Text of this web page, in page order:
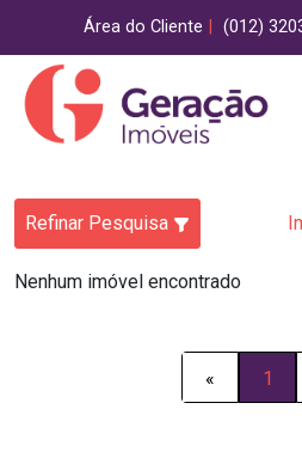
Área do Cliente (012)
Refinar Pesquisa
Nenhum imóvel encontrado
« 1